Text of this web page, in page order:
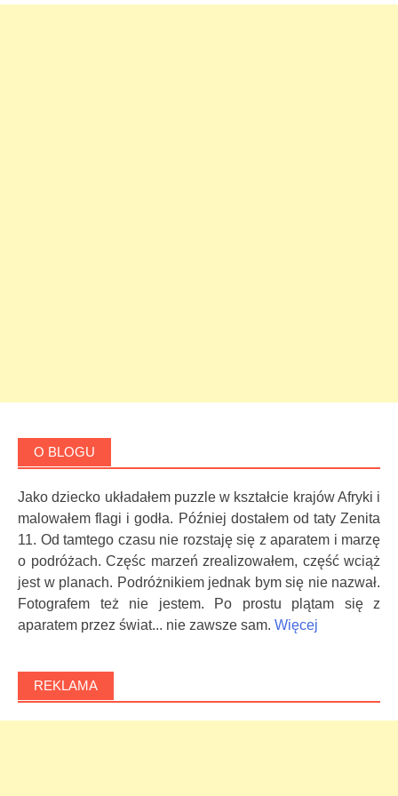
O BLOGU
Jako dziecko układałem puzzle w kształcie krajów Afryki i
malowałem flagi i godła. Później dostałem od taty Zenita
11. Od tamtego czasu nie rozstaję się z aparatem i marzę
o podróżach. Częśc marzeń zrealizowałem, część wciąż
jest w planach. Podróżnikiem jednak bym się nie nazwał.
Fotografem też nie jestem. Po prostu plątam się z
aparatem przez świat... nie zawsze sam. Więcej
REKLAMA